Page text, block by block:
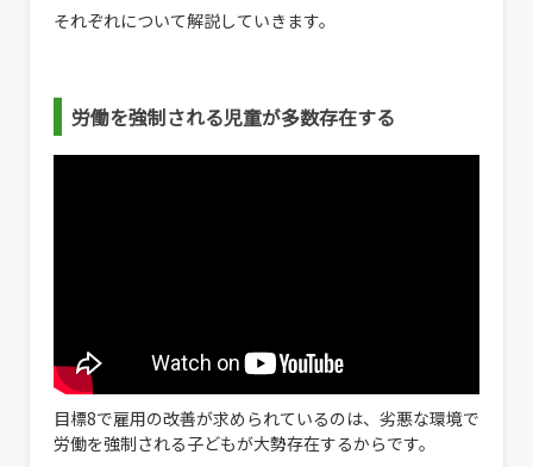
それぞれについて解説していきます。
労働を強制される児童が多数存在する
目標8で雇用の改善が求められているのは、劣悪な環境で
労働を強制される子どもが大勢存在するからです。